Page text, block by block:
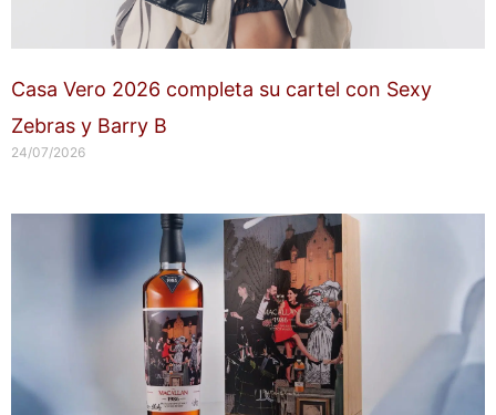
Casa Vero 2026 completa su cartel con Sexy
Zebras y Barry B
24/07/2026